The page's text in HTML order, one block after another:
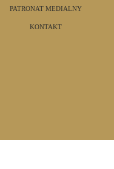
PATRONAT MEDIALNY
KONTAKT